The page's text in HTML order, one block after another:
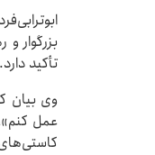
بزرگوار
تأکید دارد.
وی بیان
عمل